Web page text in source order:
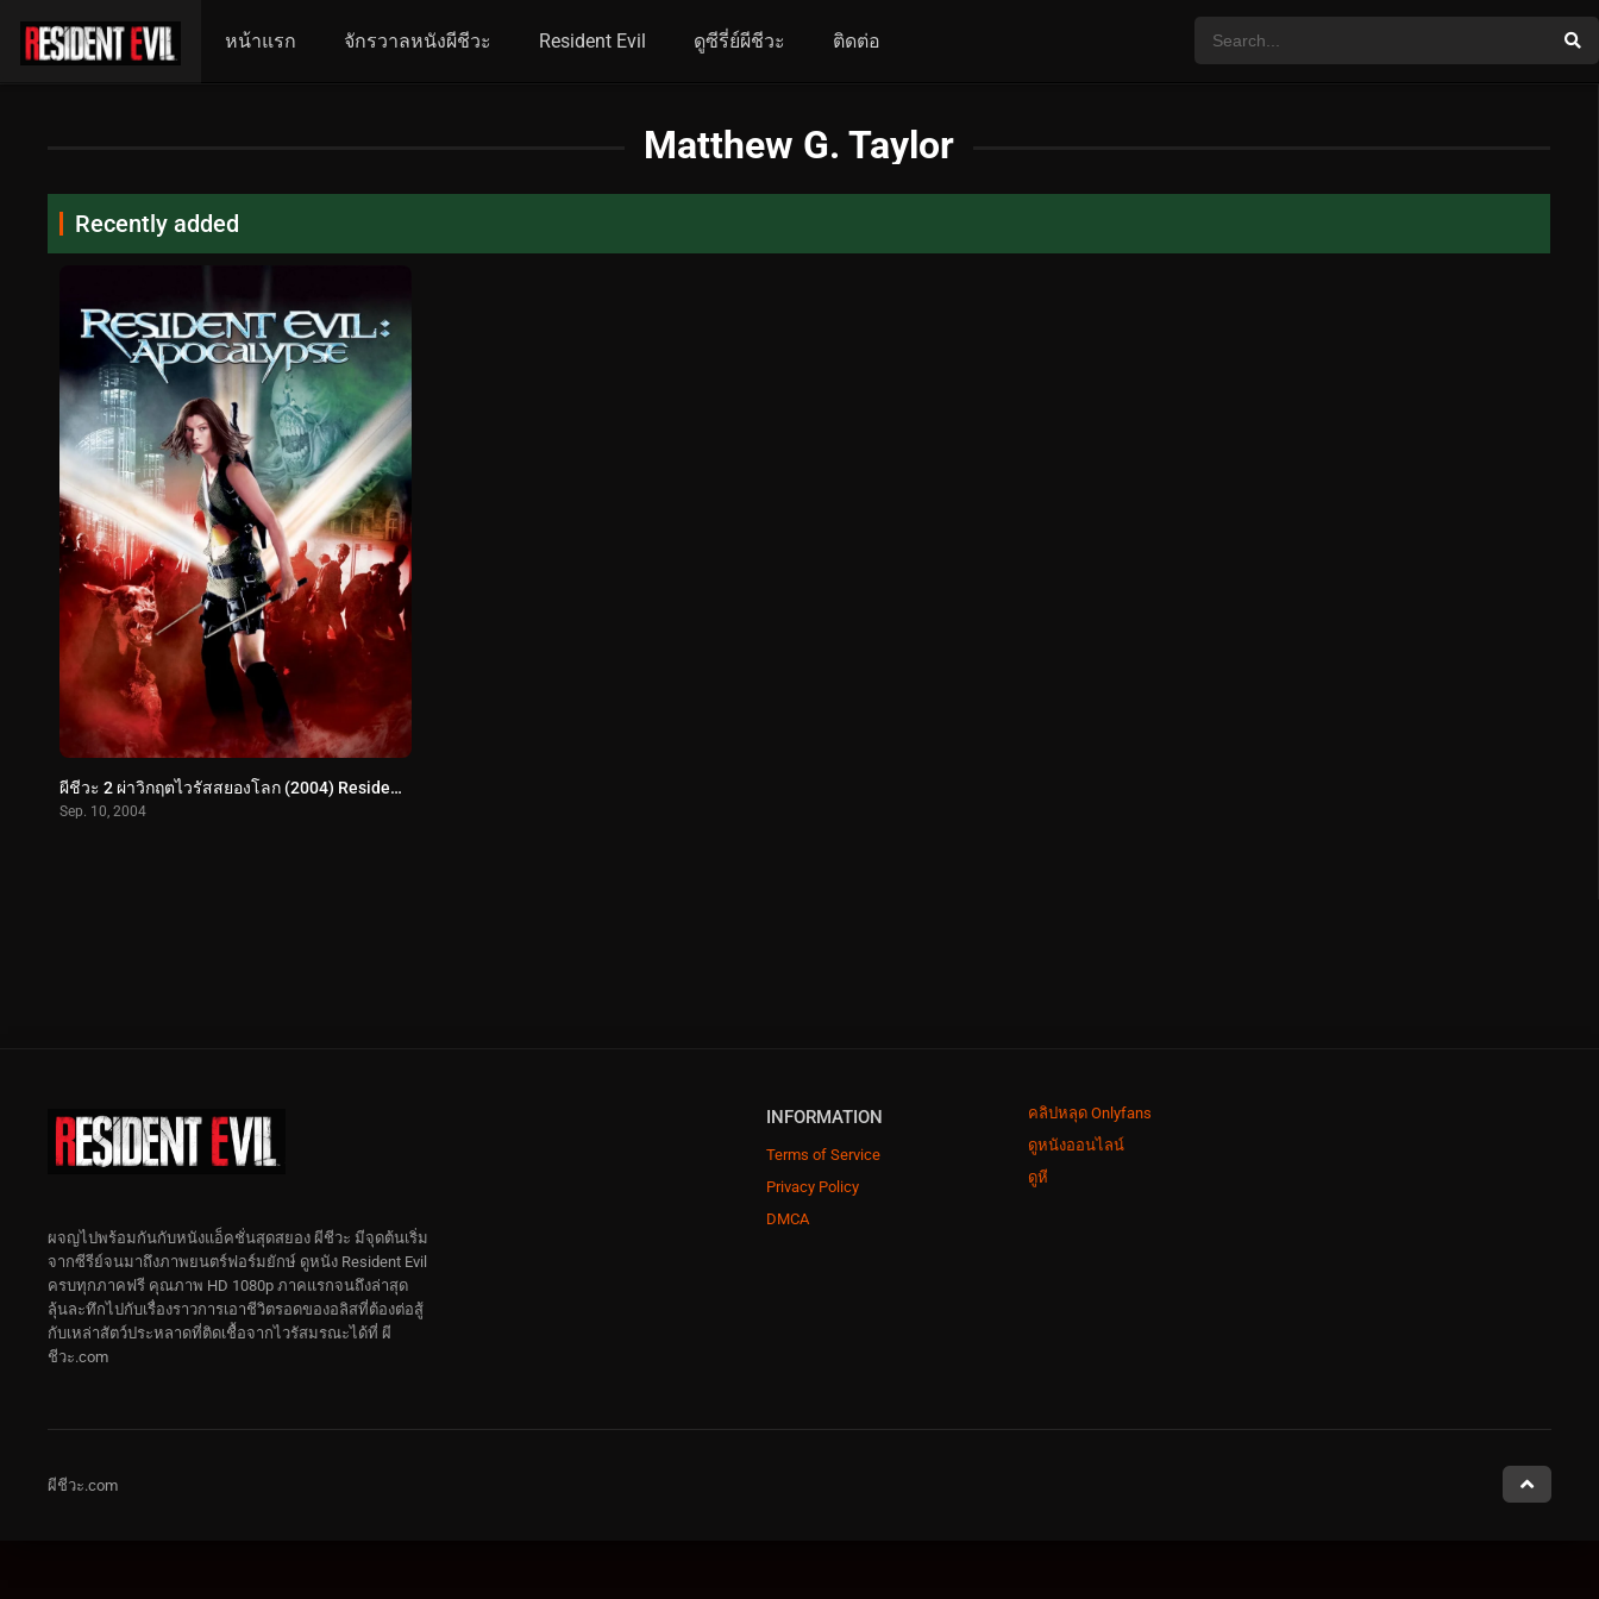
หน้าแรก จักรวาลหนังผีชีวะ Resident Evil ดูซีรี่ย์ผีชีวะ ติดต่อ
Matthew G. Taylor
Recently added
ผีชีวะ 2 ผ่าวิกฤตไวรัสสยองโลก (2004) Resident Evil: Apocalypse
Sep. 10, 2004
INFORMATION
Terms of Service
Privacy Policy
DMCA
คลิปหลุด Onlyfans
ดูหนังออนไลน์
ดูหี
ผจญไปพร้อมกันกับหนังแอ็คชั่นสุดสยอง ผีชีวะ มีจุดต้นเริ่ม
จากซีรีย์จนมาถึงภาพยนตร์ฟอร์มยักษ์ ดูหนัง Resident Evil
ครบทุกภาคฟรี คุณภาพ HD 1080p ภาคแรกจนถึงล่าสุด
ลุ้นละทึกไปกับเรื่องราวการเอาชีวิตรอดของอลิสที่ต้องต่อสู้
กับเหล่าสัตว์ประหลาดที่ติดเชื้อจากไวรัสมรณะได้ที่ ผี
ชีวะ.com
ผีชีวะ.com